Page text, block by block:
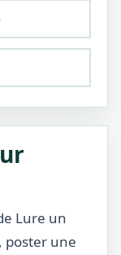
Lure un
poster une